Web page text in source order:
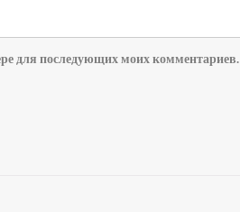
для последующих моих комментариев.